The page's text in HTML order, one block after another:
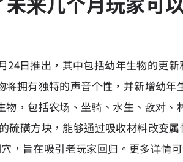
24日推出，其中包括幼年生物的更
拥有独特的声音个性，并新增幼年
物，包括农场、坐骑、水生、敌对
硫磺方块，能够通过吸收材料改变
，旨在吸引老玩家回归。更多详情